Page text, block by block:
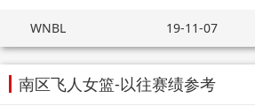
WNBL 19-11-07
南区飞人女篮-以往赛绩参考